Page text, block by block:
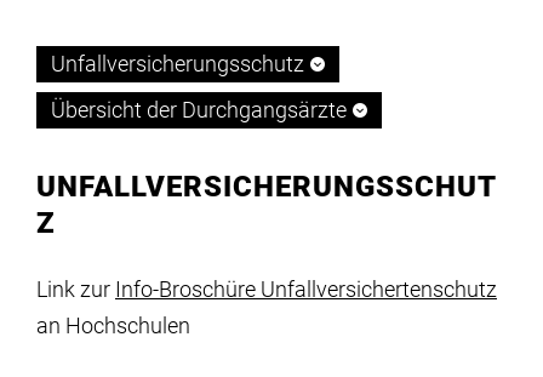
Forschung
Infrastruktur
meinstudium
Personenverzeichnis
Berufungen
Stipendienprogramme
Unfallversicherungsschutz
Übersicht der Durchgangsärzte
UNFALLVERSICHERUNGSSCHUT
Z
Link zur Info-Broschüre Unfallversichertenschutz
an Hochschulen